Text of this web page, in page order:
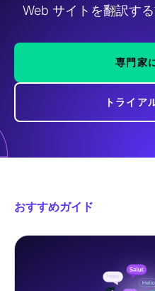
Web サイトを翻訳す
専門家
トライア
おすすめガイド